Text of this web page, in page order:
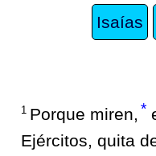
Isaías
1 Porque miren, *
Ejércitos, quita